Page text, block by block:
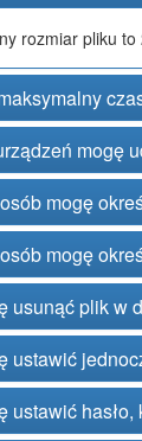
rozmiar pliku to
mogę
mogę
mogę
usunąć plik w
ustawić
ustawić